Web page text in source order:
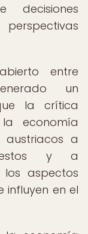
entre
un
la crítica
economía
a
y a
aspectos
influyen en el